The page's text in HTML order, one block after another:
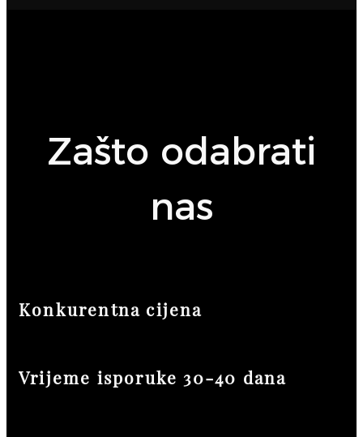
Zašto odabrati
nas
Konkurentna cijena
Vrijeme isporuke 30-40 dana